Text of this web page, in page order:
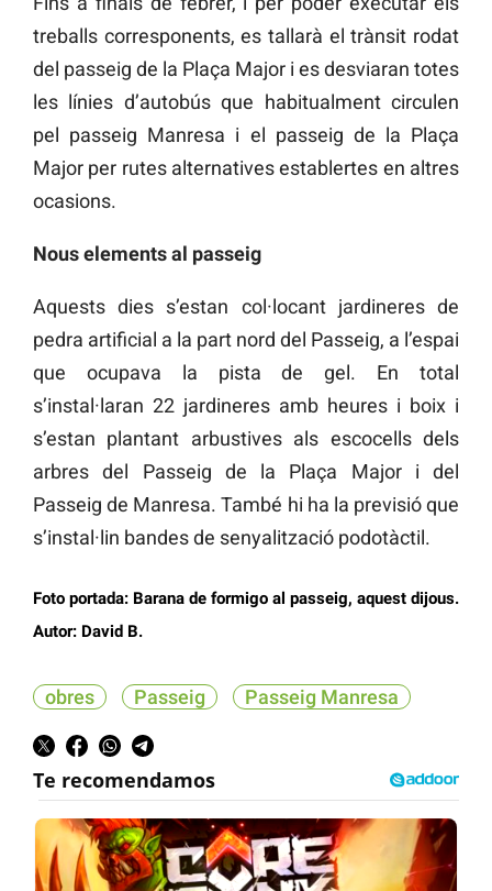
treballs corresponents, es tallarà el trànsit rodat
del passeig de la Plaça Major i es desviaran totes
les línies d’autobús que habitualment circulen
pel passeig Manresa i el passeig de la Plaça
Major per rutes alternatives establertes en altres
ocasions.
Nous elements al passeig
Aquests dies s’estan col·locant jardineres de
pedra artificial a la part nord del Passeig, a l’espai
que ocupava la pista de gel. En total
s’instal·laran 22 jardineres amb heures i boix i
s’estan plantant arbustives als escocells dels
arbres del Passeig de la Plaça Major i del
Passeig de Manresa. També hi ha la previsió que
s’instal·lin bandes de senyalització podotàctil.
Foto portada: Barana de formigo al passeig, aquest dijous.
Autor: David B.
obres Passeig Passeig Manresa